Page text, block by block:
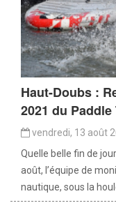
Haut-Doubs :
2021 du
vendredi, 13 août
Quelle belle fin de
août, l’équipe de
nautique, sous la